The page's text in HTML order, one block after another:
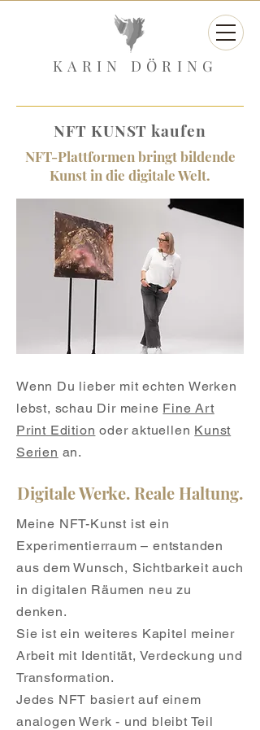
KARIN DÖRING
NFT KUNST kaufen
NFT-Plattformen bringt bildende
Kunst in die digitale Welt.
Wenn Du lieber mit echten Werken
lebst, schau Dir meine Fine Art
Print Edition oder aktuellen Kunst
Serien an.
Digitale Werke. Reale Haltung.
Meine NFT-Kunst ist ein
Experimentierraum – entstanden
aus dem Wunsch, Sichtbarkeit auch
in digitalen Räumen neu zu
denken.
Sie ist ein weiteres Kapitel meiner
Arbeit mit Identität, Verdeckung und
Transformation.
Jedes NFT basiert auf einem
analogen Werk - und bleibt Teil